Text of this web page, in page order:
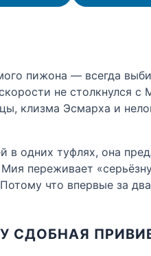
пижона — всегда
не столкнулся
клизма Эсмарха и
в одних туфлях, она
переживает
что впервые за
СДОБНАЯ